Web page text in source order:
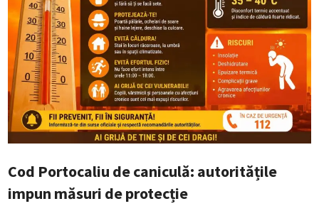
Cod Portocaliu de caniculă: autoritățile
impun măsuri de protecție